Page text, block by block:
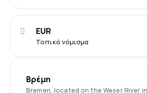
Τοπικό νόμισμα
EUR
Βρέμη
Bremen, located on the Weser River